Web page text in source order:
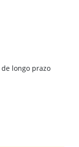
longo prazo